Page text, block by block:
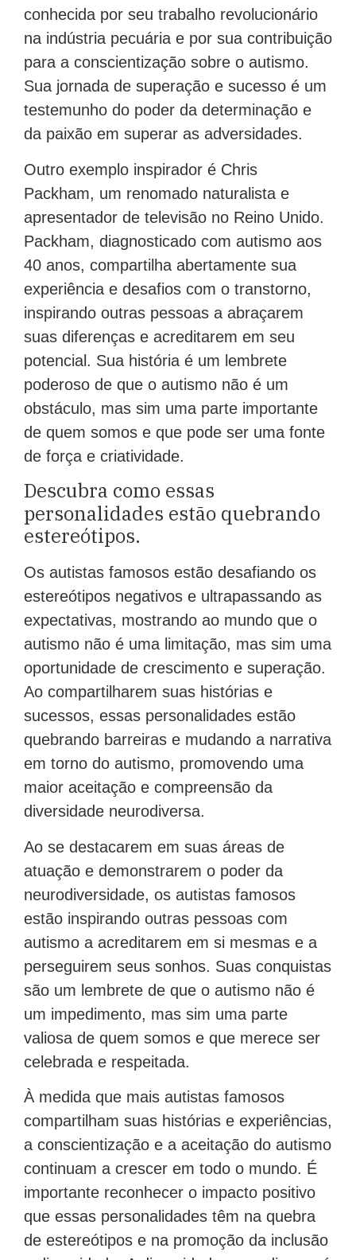
conhecida por seu trabalho revolucionário
na indústria pecuária e por sua contribuição
para a conscientização sobre o autismo.
Sua jornada de superação e sucesso é um
testemunho do poder da determinação e
da paixão em superar as adversidades.
Outro exemplo inspirador é Chris
Packham, um renomado naturalista e
apresentador de televisão no Reino Unido.
Packham, diagnosticado com autismo aos
40 anos, compartilha abertamente sua
experiência e desafios com o transtorno,
inspirando outras pessoas a abraçarem
suas diferenças e acreditarem em seu
potencial. Sua história é um lembrete
poderoso de que o autismo não é um
obstáculo, mas sim uma parte importante
de quem somos e que pode ser uma fonte
de força e criatividade.
Descubra como essas
personalidades estão quebrando
estereótipos.
Os autistas famosos estão desafiando os
estereótipos negativos e ultrapassando as
expectativas, mostrando ao mundo que o
autismo não é uma limitação, mas sim uma
oportunidade de crescimento e superação.
Ao compartilharem suas histórias e
sucessos, essas personalidades estão
quebrando barreiras e mudando a narrativa
em torno do autismo, promovendo uma
maior aceitação e compreensão da
diversidade neurodiversa.
Ao se destacarem em suas áreas de
atuação e demonstrarem o poder da
neurodiversidade, os autistas famosos
estão inspirando outras pessoas com
autismo a acreditarem em si mesmas e a
perseguirem seus sonhos. Suas conquistas
são um lembrete de que o autismo não é
um impedimento, mas sim uma parte
valiosa de quem somos e que merece ser
celebrada e respeitada.
À medida que mais autistas famosos
compartilham suas histórias e experiências,
a conscientização e a aceitação do autismo
continuam a crescer em todo o mundo. É
importante reconhecer o impacto positivo
que essas personalidades têm na quebra
de estereótipos e na promoção da inclusão